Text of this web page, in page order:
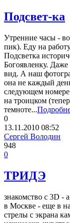
Подсвет-ка
Утренние часы -
пик). Еду на
Подсветка
Богоявленку.
вид. А наш
она не каждый
следующем
на троицком
темноте...
0
13.11.2010 08:52
Сергей Володин
948
0
ТРИДЭ
знакомство с 3D -
в Москве - еще в
стрелы с экрана